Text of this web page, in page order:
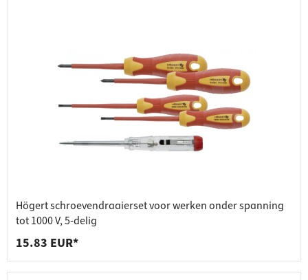
Högert schroevendraaierset voor werken onder spanning
tot 1000 V, 5-delig
15.83 EUR*